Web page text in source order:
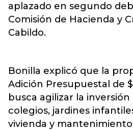
aplazado en segundo
Comisión de Hacienda y
Cabildo.
Bonilla explicó que la
Adición Presupuestal de
busca agilizar la
colegios, jardines
vivienda y mantenimiento